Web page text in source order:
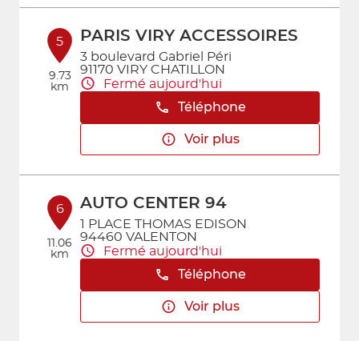
5
9.73
km
PARIS VIRY ACCESSOIRES
3 boulevard Gabriel Péri
91170 VIRY CHATILLON
Fermé aujourd'hui
Téléphone
Voir plus
6
11.06
km
AUTO CENTER 94
1 PLACE THOMAS EDISON
94460 VALENTON
Fermé aujourd'hui
Téléphone
Voir plus